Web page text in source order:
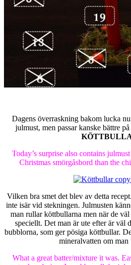
Dagens överraskning bakom lucka
julmust, men passar kanske bättre
Today’s surprise also contains
Christmas smörgåsbord than the
Vilken bra smet det blev av detta
inte isär vid stekningen. Julmusten
man rullar köttbullarna men när de
speciellt. Det man är ute efter är väl
bubblorna, som ger pösiga köttbullar.
mineralvatten om
What a great batter/mixture it was.